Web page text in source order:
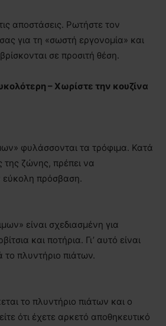
αποστάσεις. Ρωτήστε τον
για τη «σωστή εργονομία» και
σε προσιτή θέση.
– Χωρίστε την κουζίνα
φυλάσσονται τα τρόφιμα. Κατά
της ζώνης, πρέπει να
εύκολη πρόσβαση.
είναι σχεδιασμένη για
και ποτήρια. Γι’ αυτό είναι
πλυντήριο πιάτων.
το πλυντήριο πιάτων και ο
ότι έχετε αρκετό αποθηκευτικό